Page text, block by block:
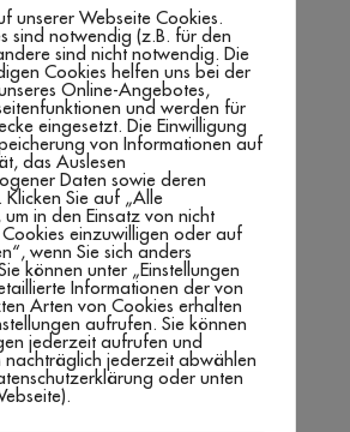
unserer Webseite Cookies.
sind notwendig (z.B. für den
sind nicht notwendig. Die
Cookies helfen uns bei der
Online-Angebotes,
und werden für
eingesetzt. Die Einwilligung
von Informationen auf
das Auslesen
Daten sowie deren
Sie auf „Alle
in den Einsatz von nicht
einzuwilligen oder auf
wenn Sie sich anders
können unter „Einstellungen
Informationen der von
Arten von Cookies erhalten
aufrufen. Sie können
jederzeit aufrufen und
nachträglich jederzeit abwählen
oder unten